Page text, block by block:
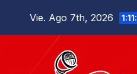
Vie. Ago 7th, 2026